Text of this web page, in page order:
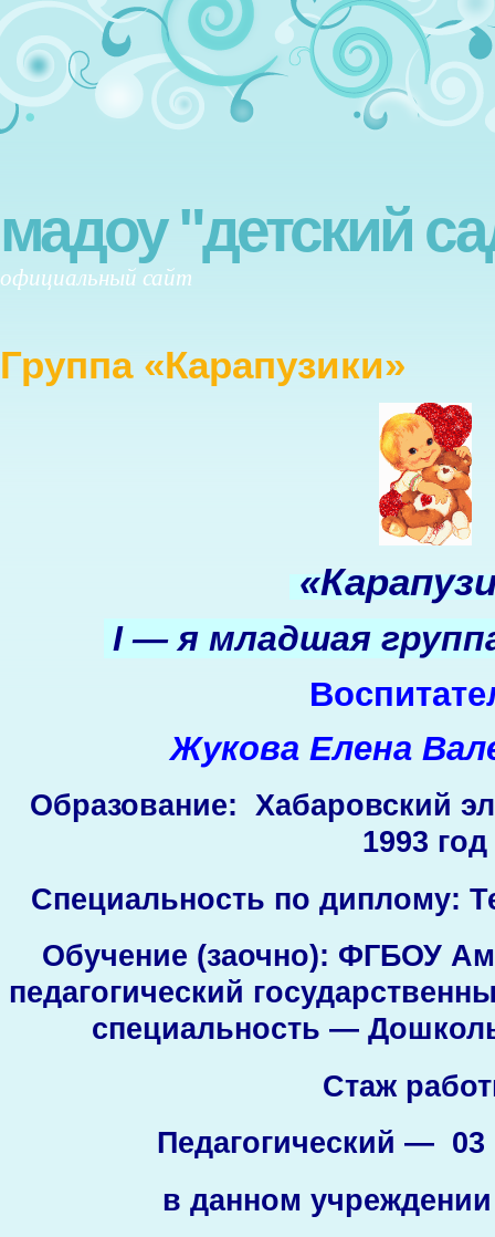
мадоу "детский
официальный сайт
Группа «Карапузики»
I — я младшая
Жукова Елена
Образование: Хабаровский
1993 год
Специальность по диплому:
Обучение (заочно): ФГБОУ
педагогический
специальность —
Стаж
Педагогический —
в данном